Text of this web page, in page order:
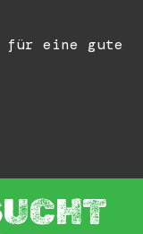
eine gute